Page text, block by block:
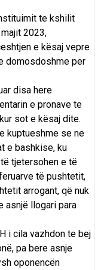
te kshilit
2023,
e kësaj vepre
domosdoshme per
disa here
e pronave te
sot e kësaj dite.
kuptueshme se ne
e bashkise, ku
të tjetersohen e të
të pushtetit,
arrogant, që nuk
asnjë llogari para
i cila vazhdon te bej
pa bere asnje
oponencën